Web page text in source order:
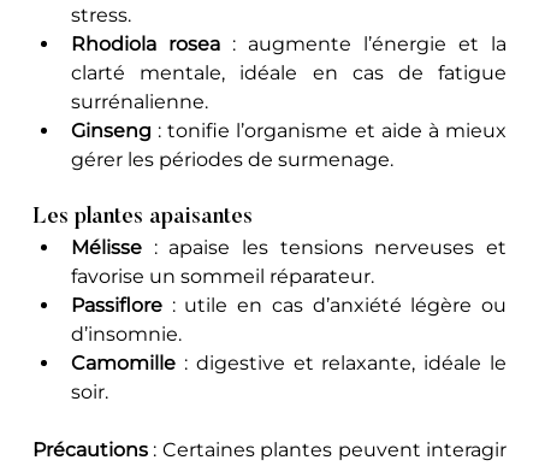
stress.
Rhodiola rosea : augmente l’énergie et la
clarté mentale, idéale en cas de fatigue
surrénalienne.
Ginseng : tonifie l’organisme et aide à mieux
gérer les périodes de surmenage.
Les plantes apaisantes
Mélisse : apaise les tensions nerveuses et
favorise un sommeil réparateur.
Passiflore : utile en cas d’anxiété légère ou
d’insomnie.
Camomille : digestive et relaxante, idéale le
soir.
Précautions : Certaines plantes peuvent interagir